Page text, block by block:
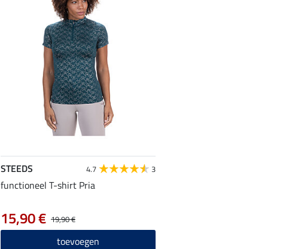
STEEDS 4.7 3
functioneel T-shirt Pria
19,90 €
15,90 €
toevoegen